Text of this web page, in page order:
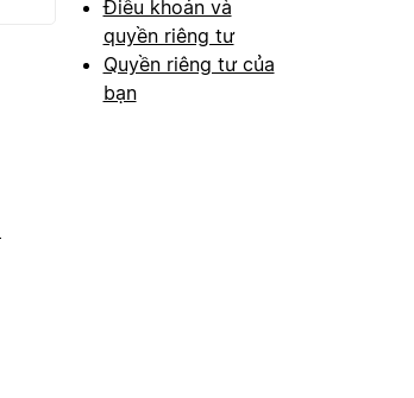
Điều khoản và
quyền riêng tư
Quyền riêng tư của
bạn